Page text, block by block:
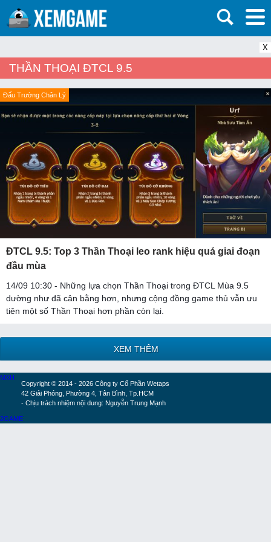
X
THẦN THOẠI ĐTCL 9.5
Đấu Trường Chân Lý
ĐTCL 9.5: Top 3 Thần Thoại leo rank hiệu quả giai đoạn
đầu mùa
14/09 10:30 - Những lựa chọn Thần Thoại trong ĐTCL Mùa 9.5
dường như đã cân bằng hơn, nhưng cộng đồng game thủ vẫn ưu
tiên một số Thần Thoại hơn phần còn lại.
XEM THÊM
Copyright © 2014 - 2026 Công ty Cổ Phần Wetaps
42 Giải Phóng, Phường 4, Tân Bình, Tp.HCM
- Chịu trách nhiệm nội dung: Nguyễn Trung Mạnh
MXH
2GAME